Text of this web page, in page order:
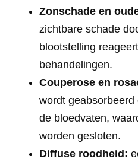
Zonschade en
zichtbare schade
blootstelling
behandelingen.
Couperose en
wordt
de bloedvaten,
worden gesloten.
Diffuse roodheid: